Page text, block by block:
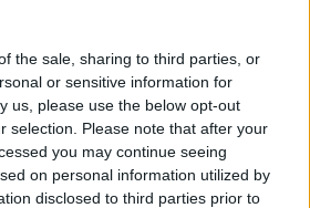
the sale, sharing to third parties, or
or sensitive information for
us, please use the below opt-out
selection. Please note that after your
you may continue seeing
on personal information utilized by
disclosed to third parties prior to
a mindennapi használatot,
továbbra is hiányzik.